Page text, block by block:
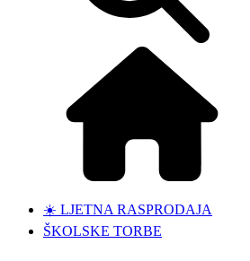
☀️ LJETNA RASPRODAJA
ŠKOLSKE TORBE